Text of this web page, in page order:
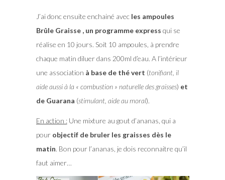
J’ai donc ensuite enchainé avec les ampoules
Brûle Graisse , un programme express qui se
réalise en 10 jours. Soit 10 ampoules, à prendre
chaque matin diluer dans 200ml d’eau. A l’intérieur
une association à base de thé vert (tonifiant, il
aide aussi à la « combustion » naturelle des graisses) et
de Guarana (stimulant, aide au moral).
En action :Une mixture au gout d’ananas, qui a
pour objectif de bruler les graisses dès le
matin. Bon pour l’ananas, je dois reconnaitre qu’il
faut aimer…